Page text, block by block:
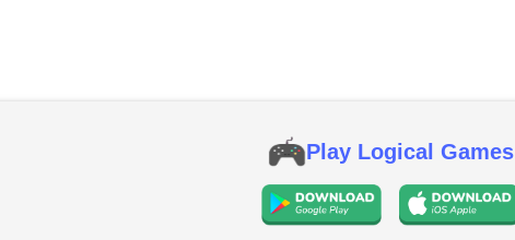
Play Logical Games